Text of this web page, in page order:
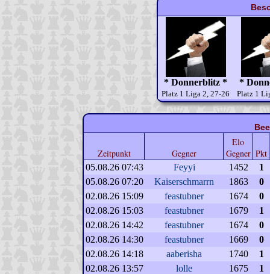
* Donnerblitz *
Platz 1 Liga 2, 27-26
*
Platz 1
Zeitpunkt Gegner
Elo
Gegner Pkt
05.08.26 07:43 Feyyi 1452
1
05.08.26 07:20
Kaiserschmarrn 1863
0
02.08.26 15:09
feastubner 1674
0
02.08.26 15:03
feastubner 1679
1
02.08.26 14:42
feastubner 1674
0
02.08.26 14:30
feastubner 1669
0
02.08.26 14:18
aaberisha 1740
1
02.08.26 13:57
lolle 1675
1